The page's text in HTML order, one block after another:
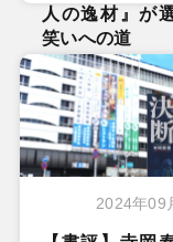
人の逸材』が
笑いへの道
2024年09